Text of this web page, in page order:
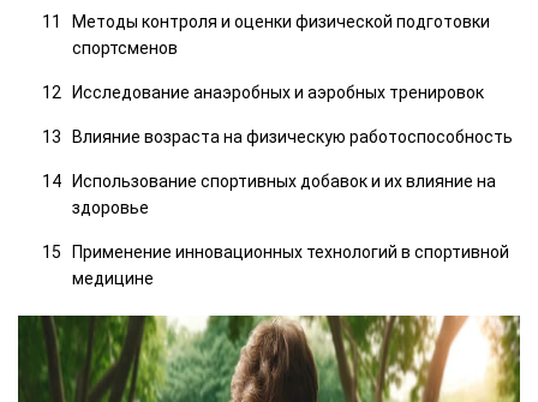
Методы контроля и оценки физической подготовки
спортсменов
Исследование анаэробных и аэробных тренировок
Влияние возраста на физическую работоспособность
Использование спортивных добавок и их влияние на
здоровье
Применение инновационных технологий в спортивной
медицине